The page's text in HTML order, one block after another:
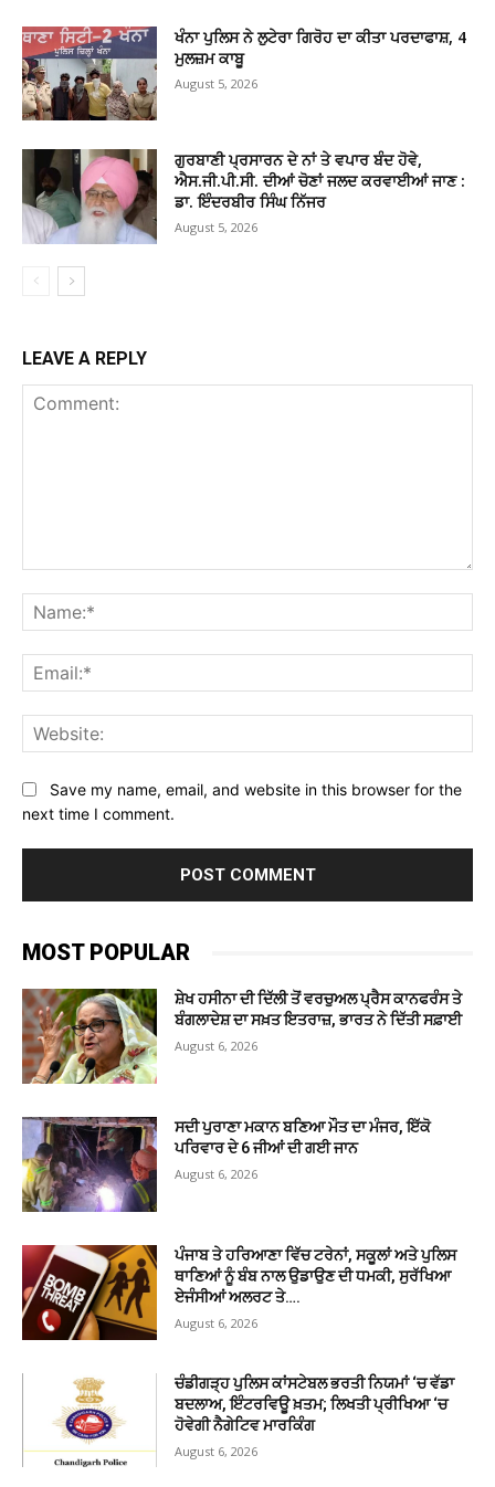
ਖੰਨਾ ਪੁਲਿਸ ਨੇ ਲੁਟੇਰਾ ਗਿਰੋਹ ਦਾ ਕੀਤਾ ਪਰਦਾਫਾਸ਼, 4
ਮੁਲਜ਼ਮ ਕਾਬੂ
August 5, 2026
ਗੁਰਬਾਣੀ ਪ੍ਰਸਾਰਨ ਦੇ ਨਾਂ ਤੇ ਵਪਾਰ ਬੰਦ ਹੋਵੇ,
ਐਸ.ਜੀ.ਪੀ.ਸੀ. ਦੀਆਂ ਚੋਣਾਂ ਜਲਦ ਕਰਵਾਈਆਂ ਜਾਣ :
ਡਾ. ਇੰਦਰਬੀਰ ਸਿੰਘ ਨਿੱਜਰ
August 5, 2026
LEAVE A REPLY
Save my name, email, and website in this browser for the
next time I comment.
MOST POPULAR
ਸ਼ੇਖ ਹਸੀਨਾ ਦੀ ਦਿੱਲੀ ਤੋਂ ਵਰਚੁਅਲ ਪ੍ਰੈਸ ਕਾਨਫਰੰਸ ਤੇ
ਬੰਗਲਾਦੇਸ਼ ਦਾ ਸਖ਼ਤ ਇਤਰਾਜ਼, ਭਾਰਤ ਨੇ ਦਿੱਤੀ ਸਫ਼ਾਈ
August 6, 2026
ਸਦੀ ਪੁਰਾਣਾ ਮਕਾਨ ਬਣਿਆ ਮੌਤ ਦਾ ਮੰਜਰ, ਇੱਕੋ
ਪਰਿਵਾਰ ਦੇ 6 ਜੀਆਂ ਦੀ ਗਈ ਜਾਨ
August 6, 2026
ਪੰਜਾਬ ਤੇ ਹਰਿਆਣਾ ਵਿੱਚ ਟਰੇਨਾਂ, ਸਕੂਲਾਂ ਅਤੇ ਪੁਲਿਸ
ਥਾਣਿਆਂ ਨੂੰ ਬੰਬ ਨਾਲ ਉਡਾਉਣ ਦੀ ਧਮਕੀ, ਸੁਰੱਖਿਆ
ਏਜੰਸੀਆਂ ਅਲਰਟ ਤੇ….
August 6, 2026
ਚੰਡੀਗੜ੍ਹ ਪੁਲਿਸ ਕਾਂਸਟੇਬਲ ਭਰਤੀ ਨਿਯਮਾਂ ‘ਚ ਵੱਡਾ
ਬਦਲਾਅ, ਇੰਟਰਵਿਊ ਖ਼ਤਮ; ਲਿਖਤੀ ਪ੍ਰੀਖਿਆ ‘ਚ
ਹੋਵੇਗੀ ਨੈਗੇਟਿਵ ਮਾਰਕਿੰਗ
August 6, 2026